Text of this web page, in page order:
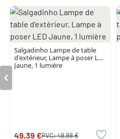
Salgadinho Lampe de table
d'extérieur, Lampe à poser LED
Jaune, 1 lumière
49,39 €PVC:49,99 €